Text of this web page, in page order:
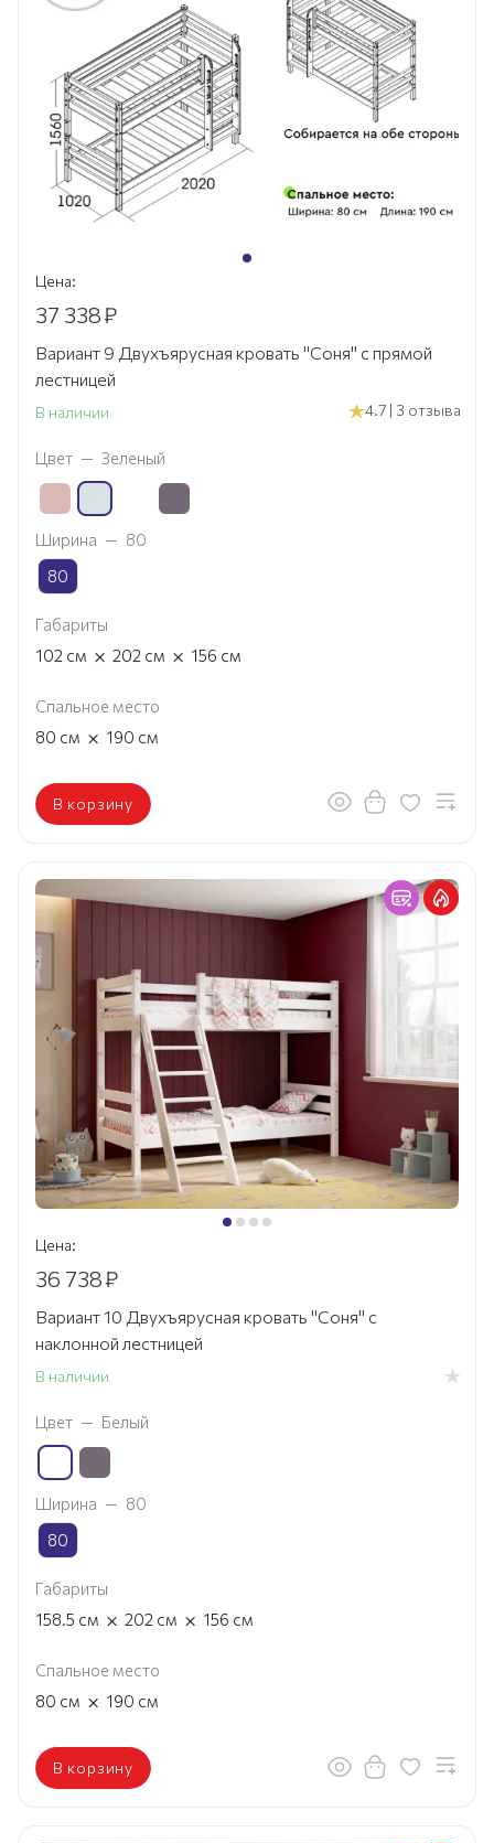
Цена:
37 338₽
Вариант 9 Двухъярусная кровать "Соня" с прямой
лестницей
В наличии 4.7 | 3 отзыва
Цвет — Зеленый
Ширина — 80
80
Габариты
102 см × 202 см × 156 см
Спальное место
80 см × 190 см
В корзину
Цена:
36 738₽
Вариант 10 Двухъярусная кровать "Соня" с
наклонной лестницей
В наличии
Цвет — Белый
Ширина — 80
80
Габариты
158.5 см × 202 см × 156 см
Спальное место
80 см × 190 см
В корзину